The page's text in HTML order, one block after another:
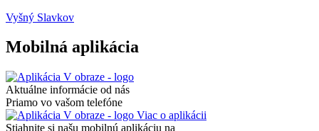
Vyšný Slavkov
Mobilná aplikácia
Aktuálne informácie od nás
Priamo vo vašom telefóne
Viac o aplikácii
Stiahnite si našu mobilnú aplikáciu na